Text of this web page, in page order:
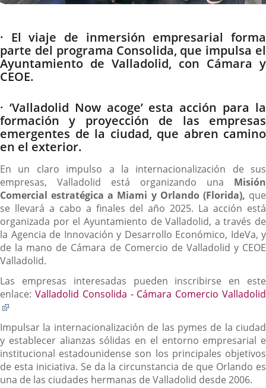
Descripción
· El viaje de inmersión empresarial forma
parte del programa Consolida, que impulsa el
Ayuntamiento de Valladolid, con Cámara y
CEOE.
· ‘Valladolid Now acoge’ esta acción para la
formación y proyección de las empresas
emergentes de la ciudad, que abren camino
en el exterior.
En un claro impulso a la internacionalización de sus
empresas, Valladolid está organizando una Misión
Comercial estratégica a Miami y Orlando (Florida), que
se llevará a cabo a finales del año 2025. La acción está
organizada por el Ayuntamiento de Valladolid, a través de
la Agencia de Innovación y Desarrollo Económico, IdeVa, y
de la mano de Cámara de Comercio de Valladolid y CEOE
Valladolid.
Las empresas interesadas pueden inscribirse en este
enlace: Valladolid Consolida - Cámara Comercio Valladolid
una
aplicación
externa.
Impulsar la internacionalización de las pymes de la ciudad
y establecer alianzas sólidas en el entorno empresarial e
institucional estadounidense son los principales objetivos
de esta iniciativa. Se da la circunstancia de que Orlando es
una de las ciudades hermanas de Valladolid desde 2006.